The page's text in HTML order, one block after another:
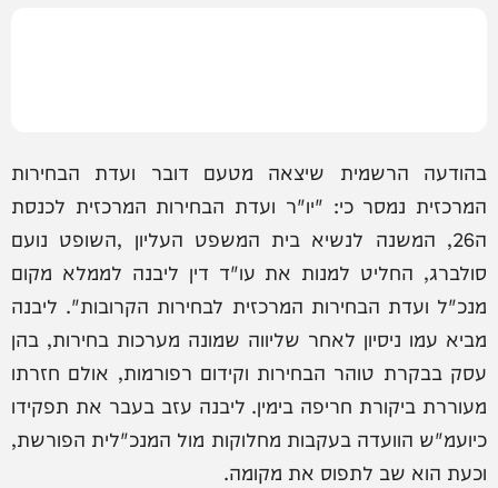
בהודעה הרשמית שיצאה מטעם דובר ועדת הבחירות
המרכזית נמסר כי: "יו"ר ועדת הבחירות המרכזית לכנסת
ה26, המשנה לנשיא בית המשפט העליון ,השופט נועם
סולברג, החליט למנות את עו"ד דין ליבנה לממלא מקום
מנכ"ל ועדת הבחירות המרכזית לבחירות הקרובות". ליבנה
מביא עמו ניסיון לאחר שליווה שמונה מערכות בחירות, בהן
עסק בבקרת טוהר הבחירות וקידום רפורמות, אולם חזרתו
מעוררת ביקורת חריפה בימין. ליבנה עזב בעבר את תפקידו
כיועמ"ש הוועדה בעקבות מחלוקות מול המנכ"לית הפורשת,
וכעת הוא שב לתפוס את מקומה.